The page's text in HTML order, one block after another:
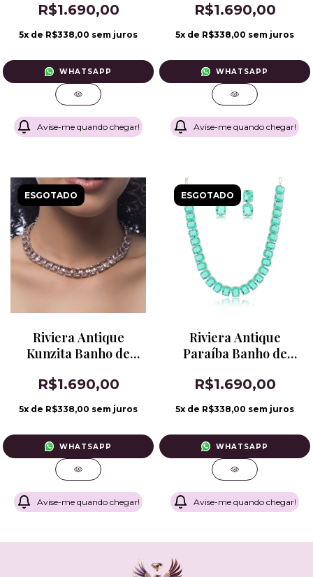
R$1.690,00
5x de R$338,00 sem juros
WHATSAPP
Avise-me quando chegar!
R$1.690,00
5x de R$338,00 sem juros
WHATSAPP
Avise-me quando chegar!
ESGOTADO
Riviera Antique
Kunzita Banho de
R$1.690,00
5x de R$338,00 sem juros
WHATSAPP
Avise-me quando chegar!
ESGOTADO
Riviera Antique
Paraíba Banho de
R$1.690,00
5x de R$338,00 sem juros
WHATSAPP
Avise-me quando chegar!